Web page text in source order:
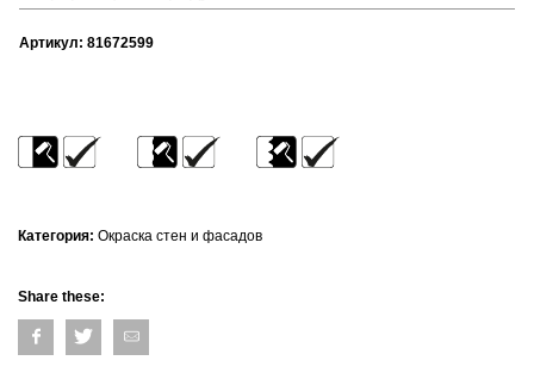
Артикул: 81672599
Категория: Окраска стен и фасадов
Share these: